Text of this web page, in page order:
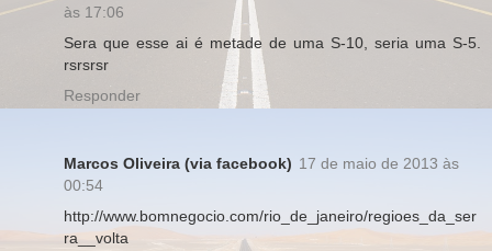
às 17:06
Sera que esse ai é metade de uma S-10, seria uma S-5.
rsrsrsr
Responder
Marcos Oliveira (via facebook) 17 de maio de 2013 às
00:54
http://www.bomnegocio.com/rio_de_janeiro/regioes_da_ser
ra__volta